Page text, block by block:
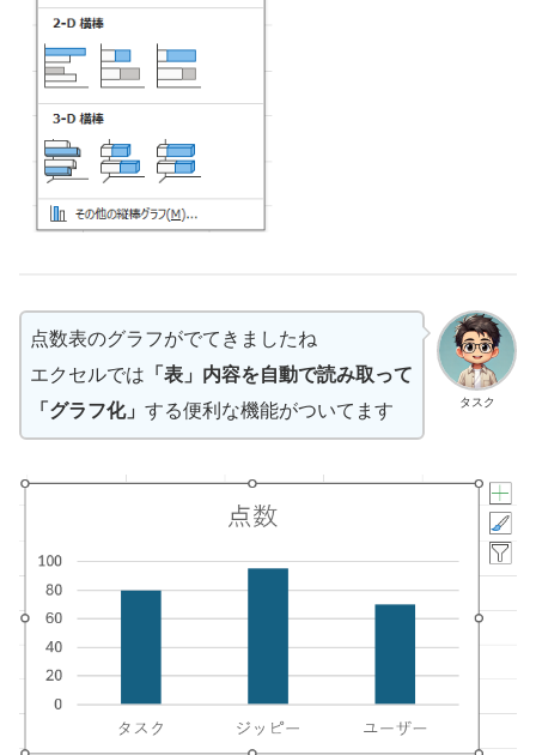
タスク
点数表のグラフがでてきましたね
エクセルでは 「表」内容を自動で読み取って
「グラフ化」 する便利な機能がついてます